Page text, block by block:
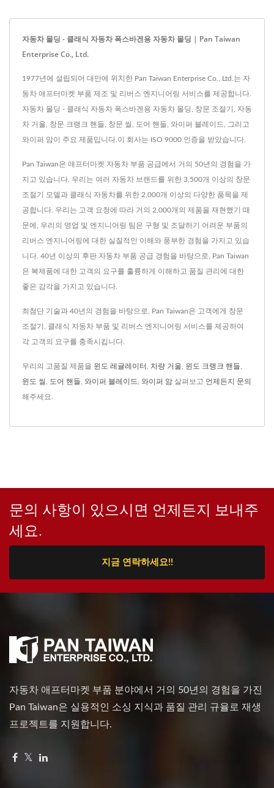
자동차 몰딩 - 클래식 자동차 폭스바겐용 자동차 몰딩 | Pan Taiwan
Enterprise Co., Ltd.
1977년에 설립되어 대만에 위치한 Pan Taiwan Enterprise Co., Ltd.는 자
동차 애프터마켓 부품 제조 및 리버스 엔지니어링 서비스를 제공합니다.
자동차 몰딩 - 클래식 자동차 폭스바겐용 자동차 몰딩, 창문 조절기, 자동
차 거울, 창문 크랭크 핸들, 창문 씰, 도어 핸들, 와이퍼 블레이드, 그리고
와이퍼 암이 주요 제품입니다.이 회사는 ISO 9000 인증을 받았습니다.
Pan Taiwan은 애프터마켓 자동차 부품 공급에서 거의 50년의 경험을 가
지고 있습니다. 우리는 여러 자동차 브랜드를 위한 3,500개 이상의 창문
조절기 모델과 클래식 자동차를 위한 2,000개 이상의 다양한 품목을 제
공합니다. 우리는 고객 요청에 따라 거의 2,000개의 제품을 재현했기 때
문에, 우리의 영업 및 엔지니어링 팀은 구형 및 조달하기 어려운 부품의
리버스 엔지니어링에 대한 실질적인 이해와 풍부한 경험을 가지고 있습
니다. 40년 이상의 후판 자동차 부품 공급 경험을 바탕으로, Pan Taiwan
은 복제품에 대한 고객의 요구를 훌륭하게 이해하고 품질 관리에 대한
좋은 감각을 가지고 있습니다.
최첨단 기술과 40년의 경험을 바탕으로, Pan Taiwan은 고객에게 창문
조절기, 클래식 자동차 부품 및 리버스 엔지니어링 서비스를 제공하여
각 고객의 요구를 충족시킵니다.
우리의 고품질 제품을 윈도 레귤레이터 , 차량 거울, 윈도 크랭크 핸들,
윈도 씰 , 도어 핸들, 와이퍼 블레이드, 와이퍼 암 살펴보고 언제든지 문의
해주세요.
문의 사항이 있으시면 언제든지 보내주
세요.
지금 연락하세요!!
자동차 애프터마켓 부품 분야에서 거의 50년의 경험을 가진
Pan Taiwan은 실용적인 소싱 지식과 품질 관리 규율로 재생
프로젝트를 지원합니다.